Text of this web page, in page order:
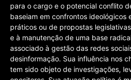
para o cargo e o potencial conflito
baseiam em confrontos ideológicos
práticos ou de propostas
e à manutenção de uma base
associado à gestão das redes
desinformação. Sua influência nos
tem sido objeto de investigações,